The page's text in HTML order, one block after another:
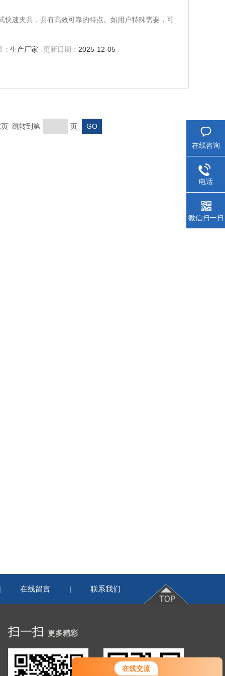
在线交流
快速夹具，具有高效可靠的特点。如用户特殊需要，可
：生产厂家 更新日期： 2025-12-05
跳转到第 页
在线留言 | 联系我们
扫一扫 更多精彩
在线咨询
电话
微信扫一扫